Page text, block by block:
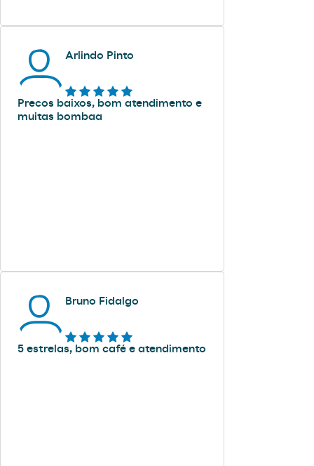
Arlindo Pinto
Precos baixos, bom atendimento e
muitas bombaa
Bruno Fidalgo
5 estrelas, bom café e atendimento